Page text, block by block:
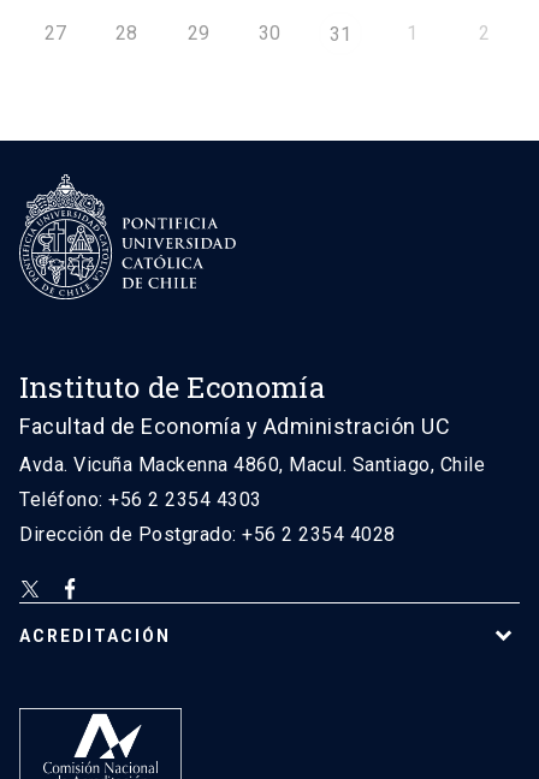
27 28 29 30 31 1 2
Instituto de Economía
Facultad de Economía y Administración UC
Avda. Vicuña Mackenna 4860, Macul. Santiago, Chile
Teléfono: +56 2 2354 4303
Dirección de Postgrado: +56 2 2354 4028
ACREDITACIÓN